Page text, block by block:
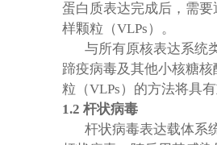
蛋白质表达完成后，需
样颗粒（VLPs）。
与所有原核表达系统
蹄疫病毒及其他小核糖
粒（VLPs）的方法将具
1.2 杆状病毒
杆状病毒表达载体系